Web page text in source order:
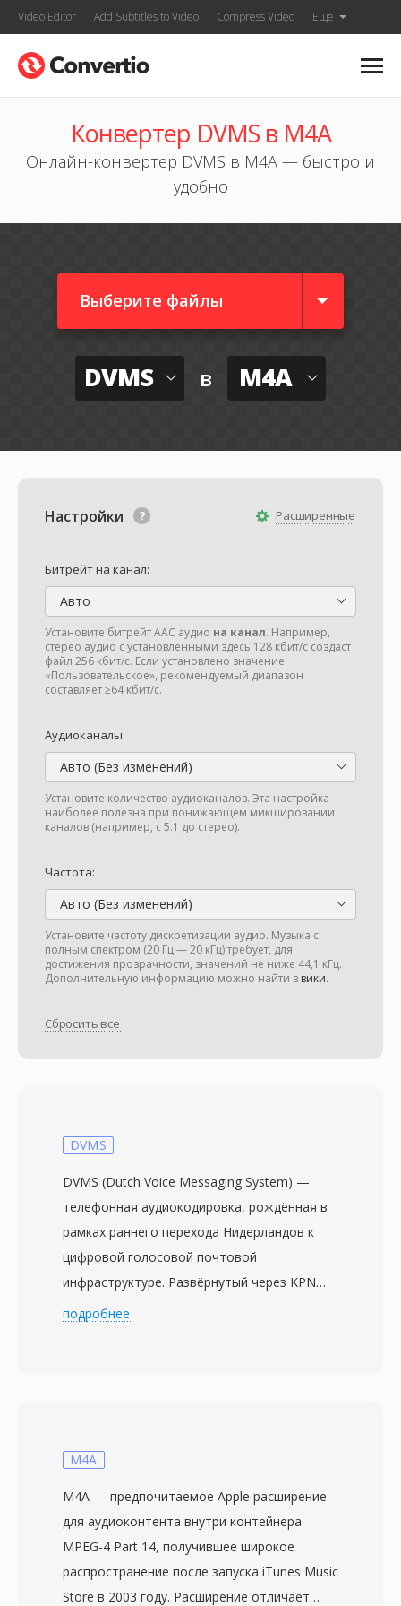
Video Editor Add Subtitles to Video Compress Video Ещё
Конвертер DVMS в M4A
Онлайн-конвертер DVMS в M4A — быстро и
удобно
Выберите файлы
DVMS в M4A
Расширенные
Настройки
Битрейт на канал:
Авто
Установите битрейт AAC аудио на канал. Например,
стерео аудио с установленными здесь 128 кбит/с создаст
файл 256 кбит/с. Если установлено значение
«Пользовательское», рекомендуемый диапазон
составляет ≥64 кбит/с.
Аудиоканалы:
Авто (Без изменений)
Установите количество аудиоканалов. Эта настройка
наиболее полезна при понижающем микшировании
каналов (например, с 5.1 до стерео).
Частота:
Авто (Без изменений)
Установите частоту дискретизации аудио. Музыка с
полным спектром (20 Гц — 20 кГц) требует, для
достижения прозрачности, значений не ниже 44,1 кГц.
Дополнительную информацию можно найти в вики.
Сбросить все
DVMS
DVMS (Dutch Voice Messaging System) —
телефонная аудиокодировка, рождённая в
рамках раннего перехода Нидерландов к
цифровой голосовой почтовой
инфраструктуре. Развёрнутый через KPN
(ранее PTT Telecom) в середине 1980-х,
логарифмического компандирования,
записи до примерно 8 кбит/с при
сохранении разборчивости речи. Каждый
файл содержит небольшой заголовок,
идентифицирующий частоту дискретизации,
подробнее
M4A
M4A — предпочитаемое Apple расширение
для аудиоконтента внутри контейнера
MPEG-4 Part 14, получившее широкое
распространение после запуска iTunes Music
Store в 2003 году. Расширение отличает